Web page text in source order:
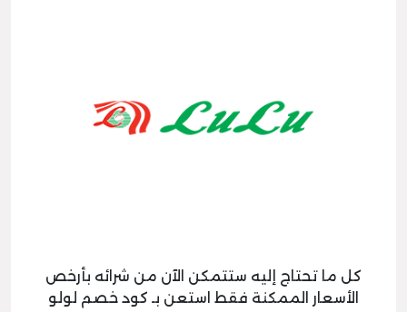
كل ما تحتاج إليه ستتمكن الآن من شرائه بأرخص
الأسعار الممكنة فقط استعن بـ كود خصم لولو